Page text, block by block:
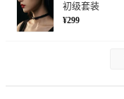
初级套装
¥299